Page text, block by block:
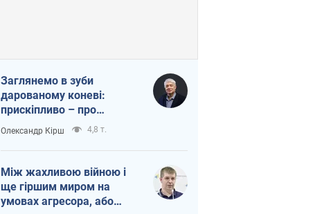
Заглянемо в зуби
дарованому коневі:
прискіпливо – про
допомогу Україні
Олександр Кірш 4,8 т.
Між жахливою війною і
ще гіршим миром на
умовах агресора, або